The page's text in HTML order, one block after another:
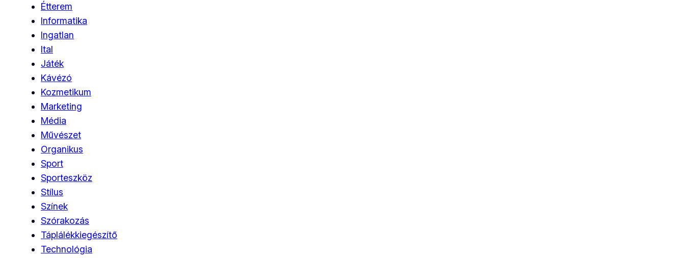
Étterem
Informatika
Ingatlan
Ital
Játék
Kávézó
Kozmetikum
Marketing
Média
Művészet
Organikus
Sport
Sporteszköz
Stílus
Színek
Szórakozás
Táplálékkiegészítő
Technológia